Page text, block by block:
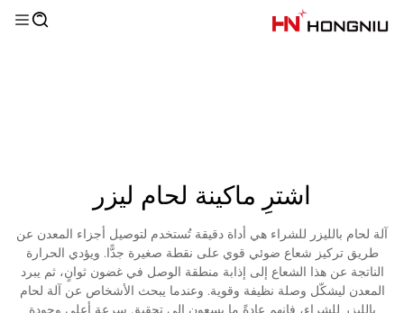
اشترِ ماكينة لحام ليزر
آلة لحام بالليزر للشراء هي أداة دقيقة تُستخدم لتوصيل أجزاء المعدن عن
طريق تركيز شعاع ضوئي قوي على نقطة صغيرة جدًّا. ويؤدي الحرارة
الناتجة عن هذا الشعاع إلى إذابة منطقة الوصل في غضون ثوانٍ، ثم يبرد
المعدن ليشكّل وصلة نظيفة وقوية. وعندما يبحث الأشخاص عن آلة لحام
بالليزر للشراء، فإنهم عادةً ما يسعون إلى تحقيق سرعة أعلى وجودة